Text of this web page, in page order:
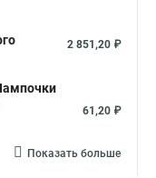
2 851,20 ₽
61,20 ₽
Показать больше